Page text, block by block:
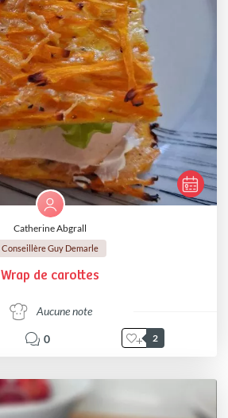
Catherine Abgrall
Conseillère Guy Demarle
Wrap de carottes
Aucune note
0 2